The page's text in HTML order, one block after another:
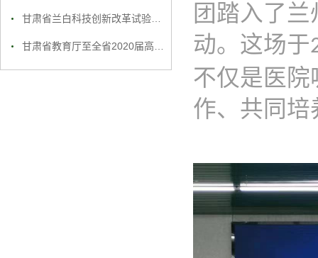
团踏入了兰
动。这场于
不仅是医
作、共同